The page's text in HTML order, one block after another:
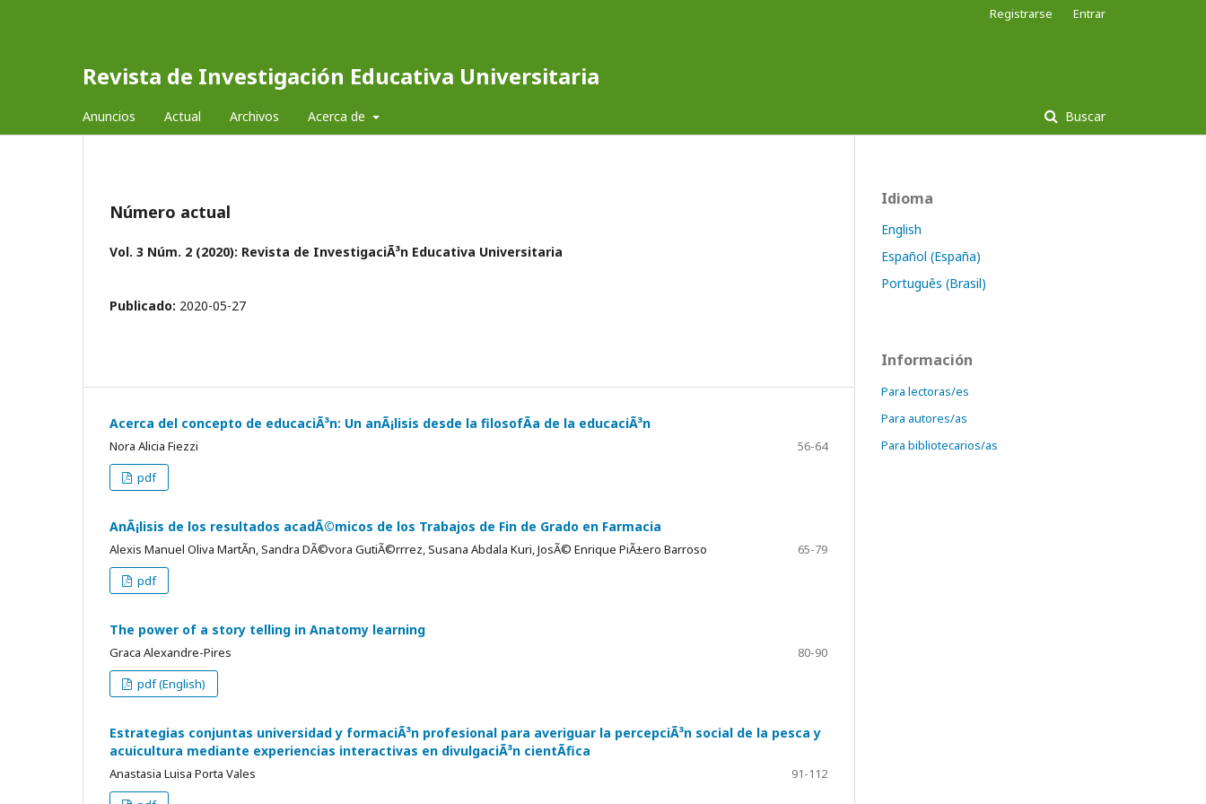
Revista de Investigación Educativa Universitaria
Anuncios Actual Archivos Acerca de Buscar
Registrarse Entrar
Número actual
Vol. 3 Núm. 2 (2020): Revista de InvestigaciÃ³n Educativa Universitaria
Publicado: 2020-05-27
Acerca del concepto de educaciÃ³n: Un anÃ¡lisis desde la filosofÃ­a de la educaciÃ³n
Nora Alicia Fiezzi
56-64
pdf
AnÃ¡lisis de los resultados acadÃ©micos de los Trabajos de Fin de Grado en Farmacia
Alexis Manuel Oliva MartÃ­n, Sandra DÃ©vora GutiÃ©rrrez, Susana Abdala Kuri, JosÃ© Enrique PiÃ±ero Barroso
65-79
pdf
The power of a story telling in Anatomy learning
Graca Alexandre-Pires
80-90
pdf (English)
Estrategias conjuntas universidad y formaciÃ³n profesional para averiguar la percepciÃ³n social de la pesca y
acuicultura mediante experiencias interactivas en divulgaciÃ³n cientÃ­fica
Anastasia Luisa Porta Vales
91-112
Idioma
English
Español (España)
Português (Brasil)
Información
Para lectoras/es
Para autores/as
Para bibliotecarios/as